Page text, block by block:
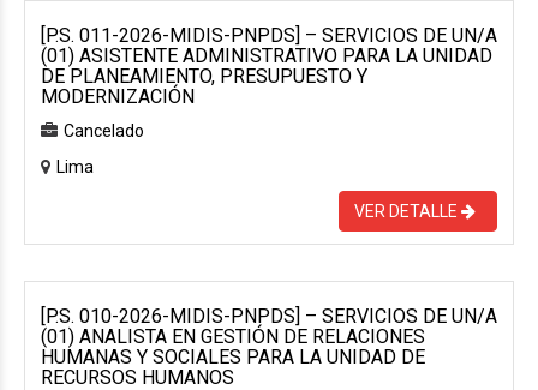
[P.S. 011-2026-MIDIS-PNPDS] – SERVICIOS DE UN/A
(01) ASISTENTE ADMINISTRATIVO PARA LA UNIDAD
DE PLANEAMIENTO, PRESUPUESTO Y
MODERNIZACIÓN
Cancelado
Lima
VER DETALLE
[P.S. 010-2026-MIDIS-PNPDS] – SERVICIOS DE UN/A
(01) ANALISTA EN GESTIÓN DE RELACIONES
HUMANAS Y SOCIALES PARA LA UNIDAD DE
RECURSOS HUMANOS